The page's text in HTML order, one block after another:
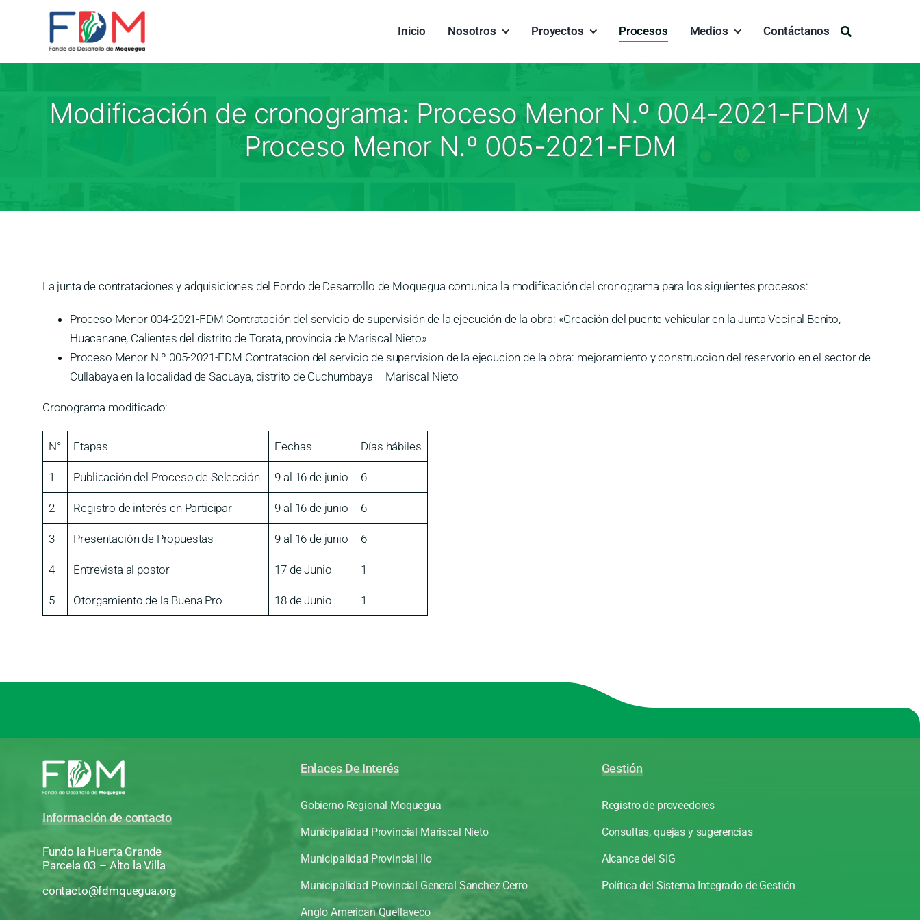
Skip to content
Inicio
Nosotros Proyectos Procesos Medios Contáctanos
Buscar:
Modificación de cronograma: Proceso Menor N.º 004-2021-FDM y
Proceso Menor N.º 005-2021-FDM
La junta de contrataciones y adquisiciones del Fondo de Desarrollo de Moquegua comunica la modificación del cronograma para los siguientes procesos:
Proceso Menor 004-2021-FDM Contratación del servicio de supervisión de la ejecución de la obra: «Creación del puente vehicular en la Junta Vecinal Benito,
Huacanane, Calientes del distrito de Torata, provincia de Mariscal Nieto»
Proceso Menor N.º 005-2021-FDM Contratacion del servicio de supervision de la ejecucion de la obra: mejoramiento y construccion del reservorio en el sector de
Cullabaya en la localidad de Sacuaya, distrito de Cuchumbaya – Mariscal Nieto
Cronograma modificado:
N° Etapas Fechas Días hábiles
1 Publicación del Proceso de Selección 9 al 16 de junio 6
2 Registro de interés en Participar 9 al 16 de junio 6
3 Presentación de Propuestas 9 al 16 de junio 6
4 Entrevista al postor 17 de Junio 1
5 Otorgamiento de la Buena Pro 18 de Junio 1
Información de contacto
Fundo la Huerta Grande
Parcela 03 – Alto la Villa
contacto@fdmquegua.org
Enlaces De Interés
Gobierno Regional Moquegua
Municipalidad Provincial Mariscal Nieto
Municipalidad Provincial Ilo
Municipalidad Provincial General Sanchez Cerro
Anglo American Quellaveco
Gestión
Registro de proveedores
Consultas, quejas y sugerencias
Alcance del SIG
Política del Sistema Integrado de Gestión